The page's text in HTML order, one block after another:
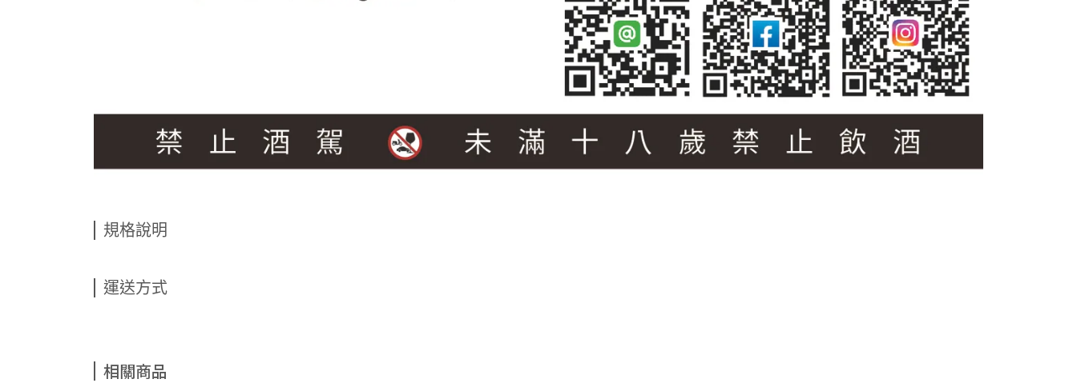
規格說明
運送方式
相關商品